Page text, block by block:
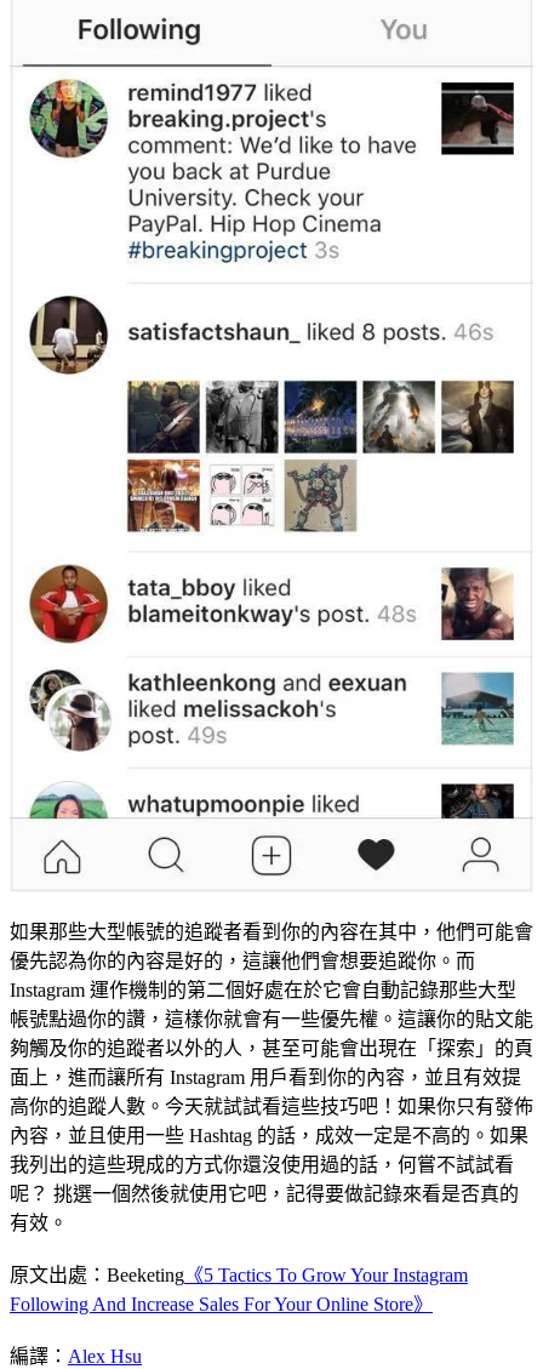
如果那些大型帳號的追蹤者看到你的內容在其中，他們可能會
優先認為你的內容是好的，這讓他們會想要追蹤你。而
Instagram 運作機制的第二個好處在於它會自動記錄那些大型
帳號點過你的讚，這樣你就會有一些優先權。這讓你的貼文能
夠觸及你的追蹤者以外的人，甚至可能會出現在「探索」的頁
面上，進而讓所有 Instagram 用戶看到你的內容，並且有效提
高你的追蹤人數。今天就試試看這些技巧吧！如果你只有發佈
內容，並且使用一些 Hashtag 的話，成效一定是不高的。如果
我列出的這些現成的方式你還沒使用過的話，何嘗不試試看
呢？ 挑選一個然後就使用它吧，記得要做記錄來看是否真的
有效。
原文出處：Beeketing 《5 Tactics To Grow Your Instagram
Following And Increase Sales For Your Online Store》
編譯： Alex Hsu